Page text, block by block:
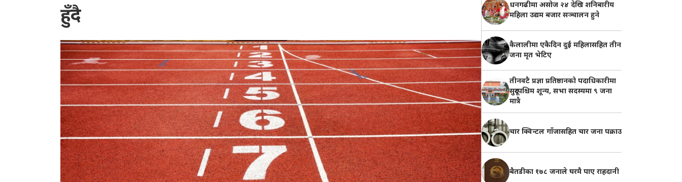
हुँदै
धनगढीमा असोज २४ देखि शनिबारीय
महिला उद्यम बजार सञ्चालन हुने
कैलालीमा एकैदिन दुई महिलासहित तीन
जना मृत भेटिए
तीनवटै प्रज्ञा प्रतिष्ठानको पदाधिकारीमा
सुदूरपश्चिम शून्य, सभा सदस्यमा ९ जना
मात्रै
चार क्विन्टल गाँजासहित चार जना पक्राउ
बैतडीका १७८ जनाले घरमै पाए राहदानी